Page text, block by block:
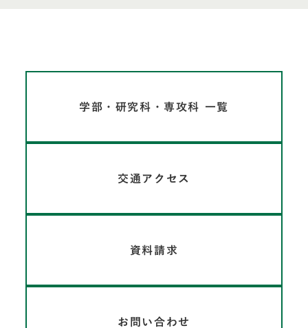
学部・研究科・専攻科 一覧
交通アクセス
資料請求
お問い合わせ